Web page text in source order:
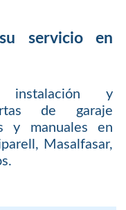
servicio en
instalación y
de garaje
y manuales en
Masalfasar,